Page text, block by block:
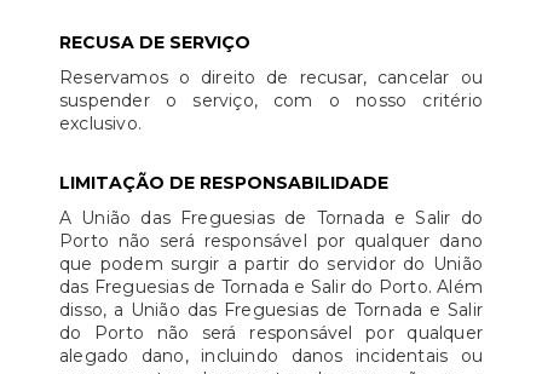
RECUSA DE SERVIÇO
Reservamos o direito de recusar, cancelar ou
suspender o serviço, com o nosso critério
exclusivo.
LIMITAÇÃO DE RESPONSABILIDADE
A União das Freguesias de Tornada e Salir do
Porto não será responsável por qualquer dano
que podem surgir a partir do servidor do União
das Freguesias de Tornada e Salir do Porto. Além
disso, a União das Freguesias de Tornada e Salir
do Porto não será responsável por qualquer
alegado dano, incluindo danos incidentais ou